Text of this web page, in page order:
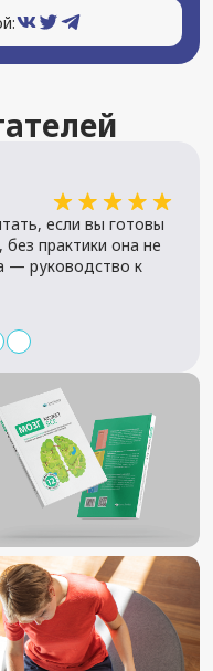
если вы готовы
практики она не
— руководство к